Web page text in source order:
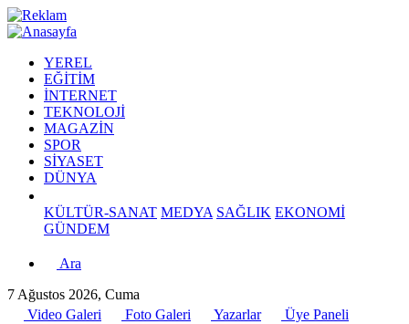
YEREL
EĞİTİM
İNTERNET
TEKNOLOJİ
MAGAZİN
SPOR
SİYASET
DÜNYA
KÜLTÜR-SANAT MEDYA SAĞLIK EKONOMİ
GÜNDEM
Ara
7 Ağustos 2026, Cuma
Video Galeri
Foto Galeri Yazarlar
Üye Paneli